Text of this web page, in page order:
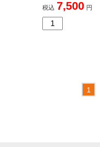
税込 7,500 円